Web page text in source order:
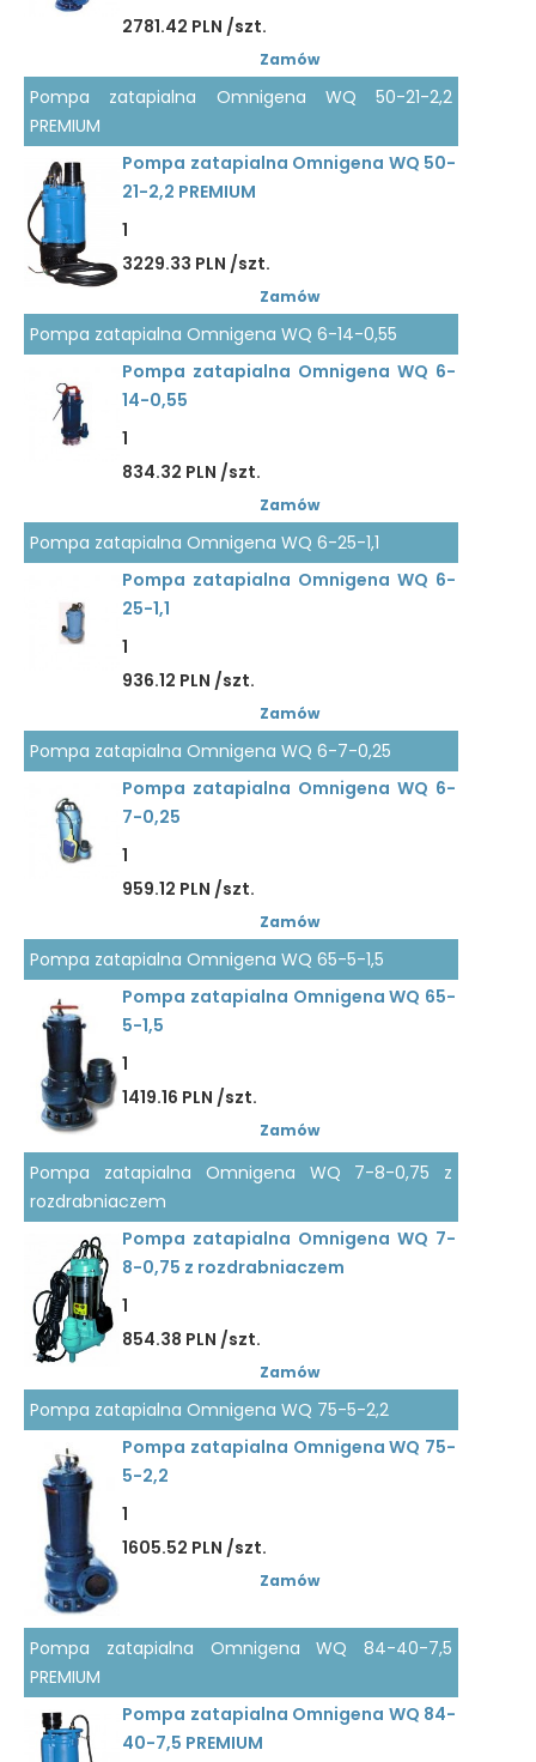
2781.42 PLN /szt.
Zamów
Pompa zatapialna Omnigena WQ 50-21-2,2
PREMIUM
Pompa zatapialna Omnigena WQ 50-
21-2,2 PREMIUM
1
3229.33 PLN /szt.
Zamów
Pompa zatapialna Omnigena WQ 6-14-0,55
Pompa zatapialna Omnigena WQ 6-
14-0,55
1
834.32 PLN /szt.
Zamów
Pompa zatapialna Omnigena WQ 6-25-1,1
Pompa zatapialna Omnigena WQ 6-
25-1,1
1
936.12 PLN /szt.
Zamów
Pompa zatapialna Omnigena WQ 6-7-0,25
Pompa zatapialna Omnigena WQ 6-
7-0,25
1
959.12 PLN /szt.
Zamów
Pompa zatapialna Omnigena WQ 65-5-1,5
Pompa zatapialna Omnigena WQ 65-
5-1,5
1
1419.16 PLN /szt.
Zamów
Pompa zatapialna Omnigena WQ 7-8-0,75 z
rozdrabniaczem
Pompa zatapialna Omnigena WQ 7-
8-0,75 z rozdrabniaczem
1
854.38 PLN /szt.
Zamów
Pompa zatapialna Omnigena WQ 75-5-2,2
Pompa zatapialna Omnigena WQ 75-
5-2,2
1
1605.52 PLN /szt.
Zamów
Pompa zatapialna Omnigena WQ 84-40-7,5
PREMIUM
Pompa zatapialna Omnigena WQ 84-
40-7,5 PREMIUM